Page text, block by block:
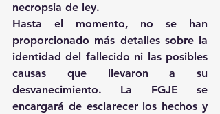
necropsia de ley.
Hasta el momento, no se han
proporcionado más detalles sobre la
identidad del fallecido ni las posibles
causas que llevaron a su
desvanecimiento. La FGJE se
encargará de esclarecer los hechos y